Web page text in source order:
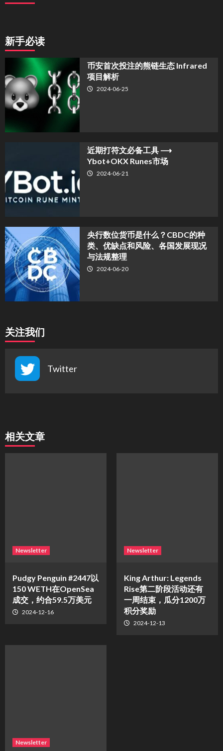
新手必读
币安首次投注的熊链生态 Infrared
项目解析
2024-06-25
近期打符文必备工具 ⟶
Ybot+OKX Runes市场
2024-06-21
央行数位货币是什么？CBDC的种
类、优缺点和风险、各国发展现况
与法规整理
2024-06-20
关注我们
Twitter
相关文章
Newsletter
Pudgy Penguin #2447以
150 WETH在OpenSea
成交，约合59.5万美元
2024-12-16
Newsletter
King Arthur: Legends
Rise第二阶段活动还有
一周结束，瓜分1200万
积分奖励
2024-12-13
Newsletter